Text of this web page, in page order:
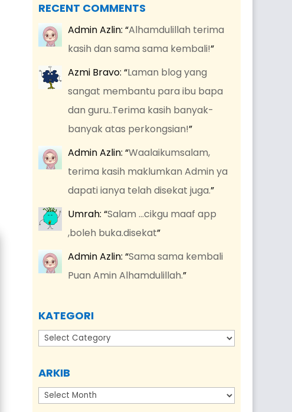
RECENT COMMENTS
Admin Azlin: “Alhamdulillah terima
kasih dan sama sama kembali!”
Azmi Bravo: “Laman blog yang
sangat membantu para ibu bapa
dan guru..Terima kasih banyak-
banyak atas perkongsian!”
Admin Azlin: “Waalaikumsalam,
terima kasih maklumkan Admin ya
dapati ianya telah disekat juga.”
Umrah: “Salam …cikgu maaf app
,boleh buka.disekat”
Admin Azlin: “Sama sama kembali
Puan Amin Alhamdulillah.”
KATEGORI
Kategori
ARKIB
Arkib